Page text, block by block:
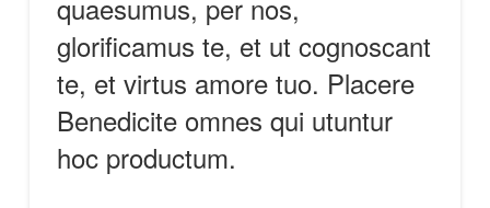
quaesumus, per nos,
glorificamus te, et ut cognoscant
te, et virtus amore tuo. Placere
Benedicite omnes qui utuntur
hoc productum.